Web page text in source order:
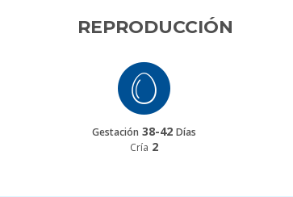
REPRODUCCIÓN
Gestación 38-42 Días
Cría 2